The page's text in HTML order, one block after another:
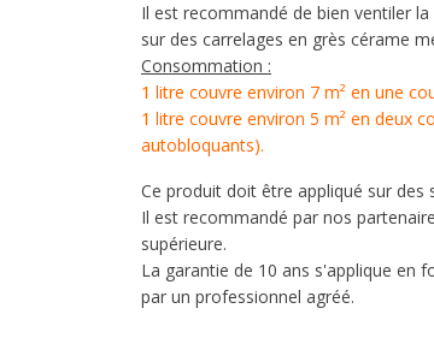
Il est recommandé de bien ventiler
sur des carrelages en grès cérame
Consommation :
1 litre couvre environ 7 m² en une
1 litre couvre environ 5 m² en deux
autobloquants).
Ce produit doit être appliqué sur
Il est recommandé par nos
supérieure.
La garantie de 10 ans s'applique en
par un professionnel agréé.